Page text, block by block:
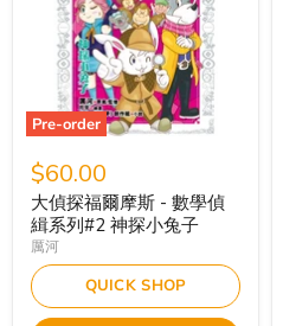
Pre-order
$60.00
大偵探福爾摩斯 - 數學偵
緝系列#2 神探小兔子
厲河
QUICK SHOP